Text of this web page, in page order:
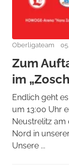
Oberligateam
Zum
im
Endlich geht
um 13:00 Uhr
Neustrelitz am
Nord in
Unsere ...